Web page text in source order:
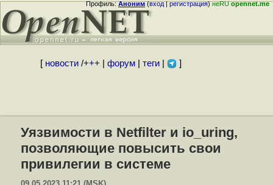
Профиль:Аноним(вход|регистрация)неRUopennet.me
[ новости/+++ форум| теги| ]
Уязвимости в Netfilter и io_uring,
позволяющие повысить свои
привилегии в системе